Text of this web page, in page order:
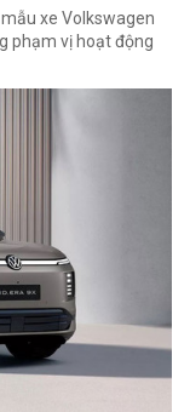
xe Volkswagen
phạm vị hoạt động